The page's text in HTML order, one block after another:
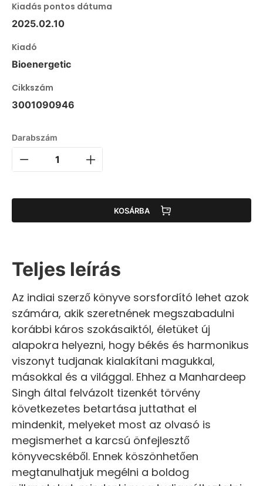
Kiadás pontos dátuma
2025.02.10
Kiadó
Bioenergetic
Cikkszám
3001090946
Darabszám
KOSÁRBA
Teljes leírás
Az indiai szerző könyve sorsfordító lehet azok
számára, akik szeretnének megszabadulni
korábbi káros szokásaiktól, életüket új
alapokra helyezni, hogy békés és harmonikus
viszonyt tudjanak kialakítani magukkal,
másokkal és a világgal. Ehhez a Manhardeep
Singh által felvázolt tizenkét törvény
következetes betartása juttathat el
mindenkit, melyeket most az olvasó is
megismerhet a karcsú önfejlesztő
könyvecskéből. Ennek köszönhetően
megtanulhatjuk megélni a boldog